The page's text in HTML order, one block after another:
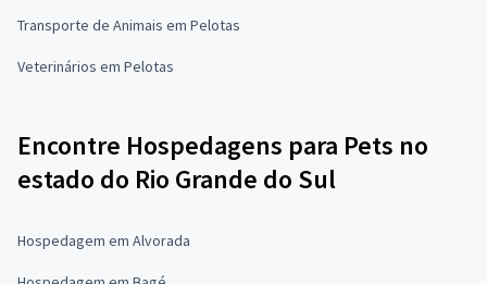
Transporte de Animais em Pelotas
Veterinários em Pelotas
Encontre Hospedagens para Pets no
estado do Rio Grande do Sul
Hospedagem em Alvorada